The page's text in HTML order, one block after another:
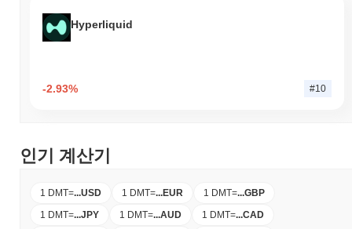
Hyperliquid
-2.93% #10
인기 계산기
1 DMT=...USD 1 DMT=...EUR 1 DMT=...GBP
1 DMT=...JPY 1 DMT=...AUD 1 DMT=...CAD